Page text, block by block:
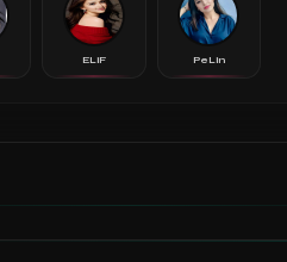
ELiF PeLin